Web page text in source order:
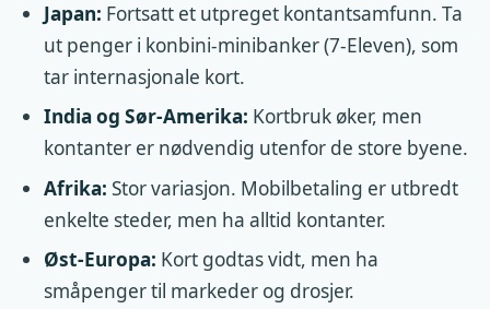
Japan: Fortsatt et utpreget kontantsamfunn. Ta
ut penger i konbini-minibanker (7-Eleven), som
tar internasjonale kort.
India og Sør-Amerika: Kortbruk øker, men
kontanter er nødvendig utenfor de store byene.
Afrika: Stor variasjon. Mobilbetaling er utbredt
enkelte steder, men ha alltid kontanter.
Øst-Europa: Kort godtas vidt, men ha
småpenger til markeder og drosjer.